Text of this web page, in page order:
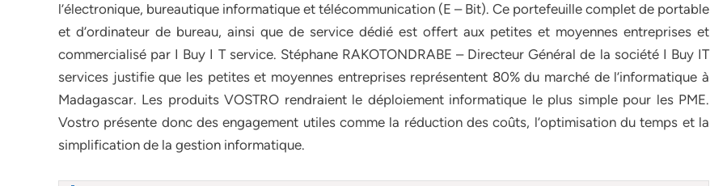
l’électronique, bureautique informatique et télécommunication (E – Bit). Ce portefeuille complet de portable
et d’ordinateur de bureau, ainsi que de service dédié est offert aux petites et moyennes entreprises et
commercialisé par I Buy I T service. Stéphane RAKOTONDRABE – Directeur Général de la société I Buy IT
services justifie que les petites et moyennes entreprises représentent 80% du marché de l’informatique à
Madagascar. Les produits VOSTRO rendraient le déploiement informatique le plus simple pour les PME.
Vostro présente donc des engagement utiles comme la réduction des coûts, l’optimisation du temps et la
simplification de la gestion informatique.